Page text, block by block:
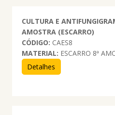
CULTURA E
AMOSTRA (ESCARRO)
CÓDIGO: CAES8
MATERIAL: ESCARRO 8ª
Detalhes